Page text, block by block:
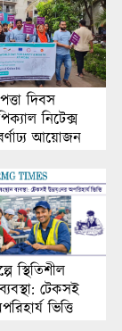
দিবস
নিটেক্স
আয়োজন
স্থিতিশীল
টেকসই
ভিত্তি